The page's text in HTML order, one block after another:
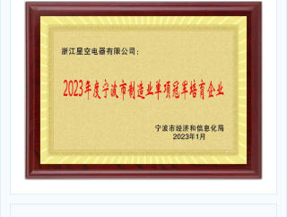
战略合作
企业证书资质
联系我们